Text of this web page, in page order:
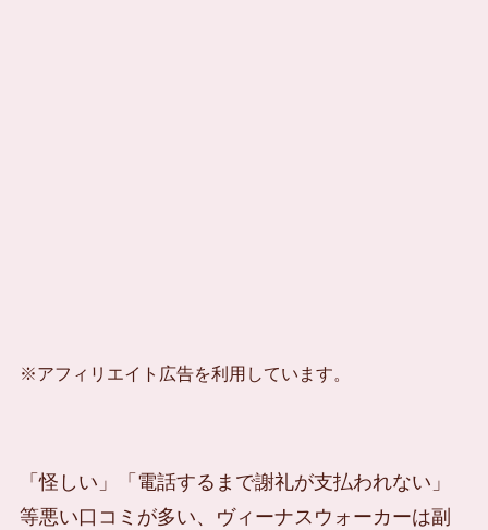
※アフィリエイト広告を利用しています。
「怪しい」「電話するまで謝礼が支払われない」
等悪い口コミが多い、ヴィーナスウォーカーは副